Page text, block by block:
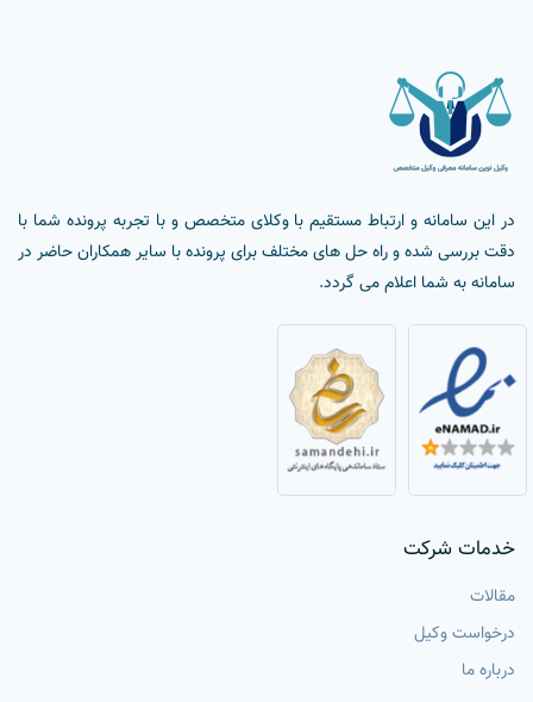
در این سامانه و ارتباط مستقیم با وکلای متخصص و با تجربه پرونده شما با
دقت بررسی شده و راه حل های مختلف برای پرونده با سایر همکاران حاضر در
سامانه به شما اعلام می گردد.
خدمات شرکت
مقالات
درخواست وکیل
درباره ما